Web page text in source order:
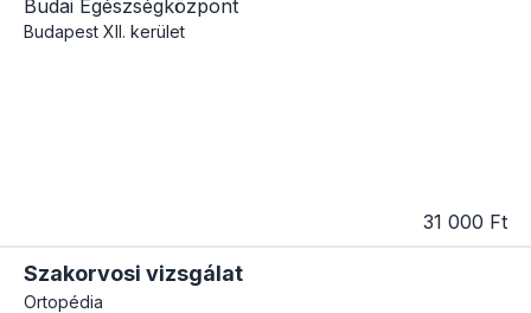
Budai Egészségközpont
Budapest XII. kerület
31 000 Ft
Szakorvosi vizsgálat
Ortopédia